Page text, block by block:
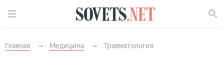
Главная Медицина Травматология